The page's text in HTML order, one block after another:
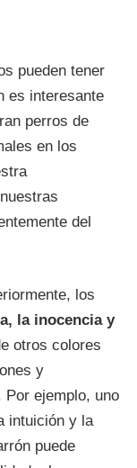
pueden tener
es interesante
perros de
en los
del
los
la inocencia y
otros colores
y
ejemplo, uno
intuición y la
puede